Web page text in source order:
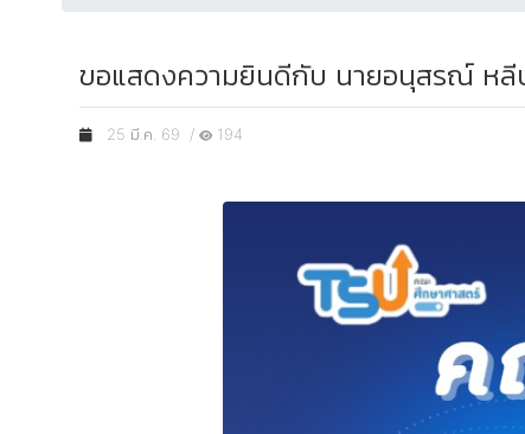
ขอแสดงความยินดีกับ นายอนุสรณ์ หลี
25 มี.ค. 69 / 194